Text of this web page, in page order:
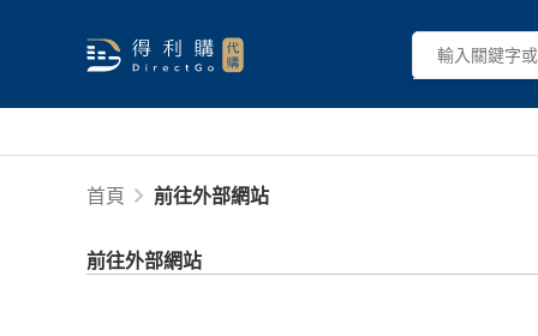
首頁 前往外部網站
前往外部網站